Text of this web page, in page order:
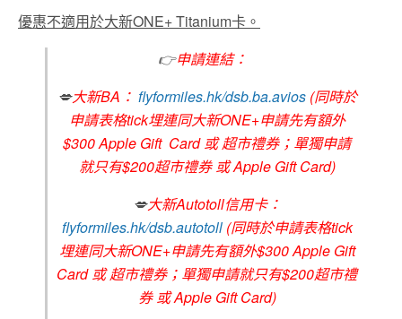
優惠不適用於大新ONE+ Titanium卡。
👉申請連結：
💋大新BA： flyformiles.hk/dsb.ba.avios(同時於
申請表格tick埋連同大新ONE+申請先有額外
$300 Apple Gift Card 或 超市禮券；單獨申請
就只有$200超市禮券 或 Apple Gift Card)
💋大新Autotoll信用卡：
flyformiles.hk/dsb.autotoll (同時於申請表格tick
埋連同大新ONE+申請先有額外$300 Apple Gift
Card 或 超市禮券；單獨申請就只有$200超市禮
券 或 Apple Gift Card)